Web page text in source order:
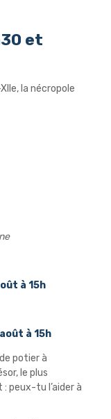
et
la nécropole
à 15h
à 15h
potier à
le plus
: peux-tu l’aider à